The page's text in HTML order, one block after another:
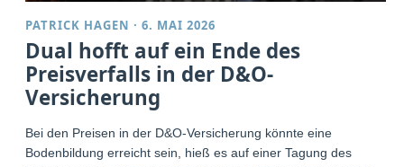
PATRICK HAGEN ·6. MAI 2026
Dual hofft auf ein Ende des
Preisverfalls in der D&O-
Versicherung
Bei den Preisen in der D&O-Versicherung könnte eine
Bodenbildung erreicht sein, hieß es auf einer Tagung des